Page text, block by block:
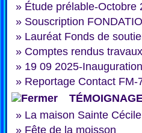
» Étude prélable-Octobre
» Souscription
» Lauréat Fonds de
» Comptes rendus
» 19 09 2025-Inauguration
» Reportage Contact FM-
» La maison Sainte Cécile
» Fête de la moisson